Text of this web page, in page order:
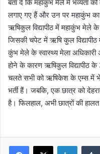
बता दें कि महाकुंभ मेले में भव्यता
लगाए गए हैं और उन पर महाकुंभ का
ऋषिकुल विद्यापीठ में महाकुंभ मेले के
जिसकी चपेट में ऋषि कुल
कुंभ मेले के स्वास्थ्य मेला अधिकारी
होने के कारण ऋषिकुल विद्यापीठ
चलते सभी को ऋषिकेश के एम्स में
भर्ती हैं। जबकि, एक छात्र को
है। फिलहाल, अभी छात्रों की